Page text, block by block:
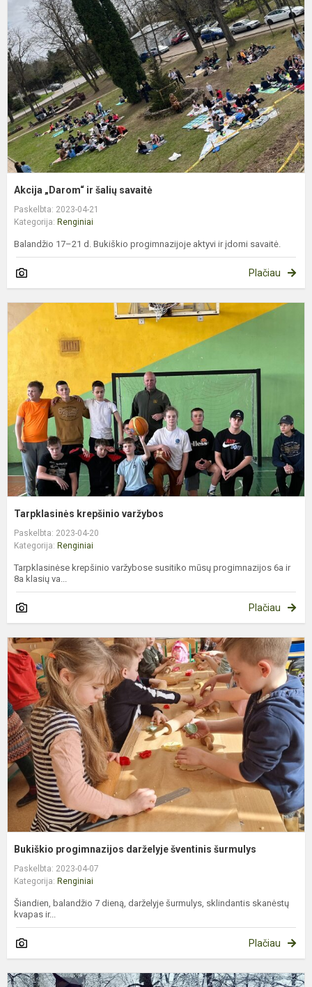
Akcija „Darom“ ir šalių savaitė
Paskelbta: 2023-04-21
Kategorija: Renginiai
Balandžio 17–21 d. Bukiškio progimnazijoje aktyvi ir įdomi savaitė.
Plačiau
Tarpklasinės krepšinio varžybos
Paskelbta: 2023-04-20
Kategorija: Renginiai
Tarpklasinėse krepšinio varžybose susitiko mūsų progimnazijos 6a ir
8a klasių va...
Plačiau
Bukiškio progimnazijos darželyje šventinis šurmulys
Paskelbta: 2023-04-07
Kategorija: Renginiai
Šiandien, balandžio 7 dieną, darželyje šurmulys, sklindantis skanėstų
kvapas ir...
Plačiau